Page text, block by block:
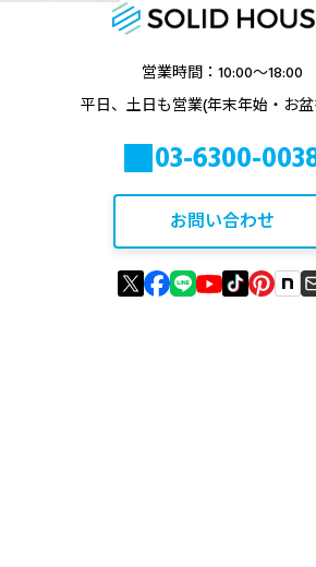
営業時間：10:00〜18:00
平日、土日も営業(年末年始・お
03-6300-
お問い合わせ